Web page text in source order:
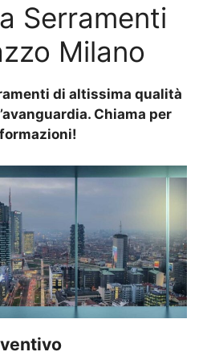
Serramenti
Milano
di altissima qualità
Chiama per